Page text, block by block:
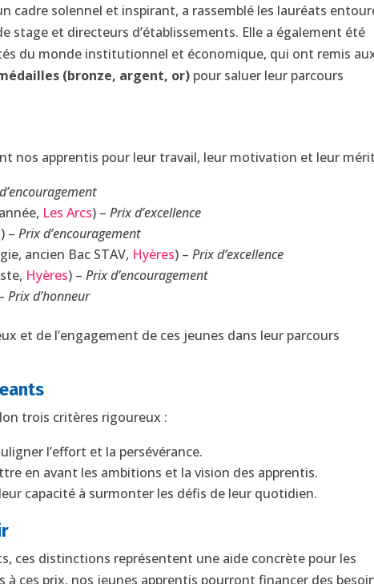
cadre solennel et inspirant, a rassemblé les lauréats
stage et directeurs d’établissements. Elle a également été
du monde institutionnel et économique, qui ont remis
(bronze, argent, or) pour saluer leur parcours
nos apprentis pour leur travail, leur motivation et leur
Les Arcs) –Prix d’excellence
) –Prix d’encouragement
ancien Bac STAV, Hyères) –Prix d’excellence
Hyères) –Prix d’encouragement
Prix d’honneur
et de l’engagement de ces jeunes dans leur parcours
trois critères rigoureux :
l’effort et la persévérance.
en avant les ambitions et la vision des apprentis.
capacité à surmonter les défis de leur quotidien.
ces distinctions représentent une aide concrète pour les
à ces prix, nos jeunes apprentis pourront financer des